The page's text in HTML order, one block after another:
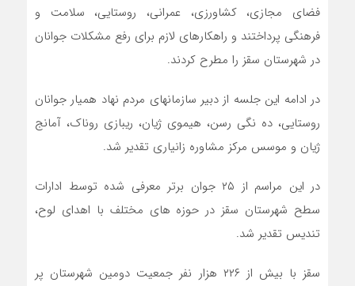
فضای مجازی، کشاورزی، عمرانی، روستایی، سلامت و
فرهنگی پرداختند و راهکارهای لازم برای رفع مشکلات جوانان
در شهرستان سقز را مطرح کردند.
در ادامه این جلسه از دبیر سازمانهای مردم نهاد همیار جوانان
روستایی، ده نگی رسن، هیموی ژیان، ریبازی روناک، آمانج
ژیان و موسس مرکز مشاوره زانیاری تقدیر شد.
در این مراسم از ۲۵ جوان برتر معرفی شده توسط ادارات
سطح شهرستان سقز در حوزه های مختلف با اهدای لوح،
تندیس تقدیر شد.
سقز با بیش از ۲۲۶ هزار نفر جمعیت دومین شهرستان پر